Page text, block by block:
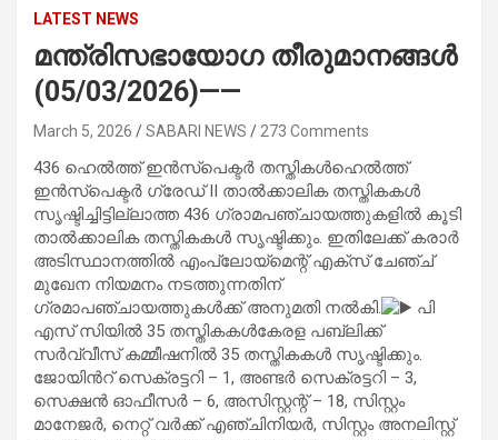
LATEST NEWS
മന്ത്രിസഭായോഗ തീരുമാനങ്ങൾ
(05/03/2026)——
March 5, 2026 SABARI NEWS 273 Comments
436 ഹെൽത്ത് ഇൻസ്പെക്ടര്‍ തസ്തികള്‍ഹെൽത്ത്
ഇൻസ്പെക്ടര്‍ ഗ്രേഡ് II താൽക്കാലിക തസ്തികകൾ
സൃഷ്ടിച്ചിട്ടില്ലാത്ത 436 ഗ്രാമപഞ്ചായത്തുകളിൽ കൂടി
താൽക്കാലിക തസ്തികകൾ സൃഷ്ടിക്കും. ഇതിലേക്ക് കരാർ
അടിസ്ഥാനത്തിൽ എംപ്ലോയ്മെന്റ് എക്സ് ചേഞ്ച്
മുഖേന നിയമനം നടത്തുന്നതിന്
ഗ്രമാപഞ്ചായത്തുകള്‍ക്ക് അനുമതി നല്‍കി.
പി
എസ് സിയില്‍ 35 തസ്തികകള്‍കേരള പബ്ലിക്ക്
സര്‍വ്വീസ് കമ്മീഷനില്‍ 35 തസ്തികകള്‍ സൃഷ്ടിക്കും.
ജോയിന്‍റ് സെക്രട്ടറി – 1, അണ്ടര്‍ സെക്രട്ടറി – 3,
സെക്ഷന്‍ ഓഫീസര്‍ – 6, അസിസ്റ്റന്റ് – 18, സിസ്റ്റം
മാനേജര്‍, നെറ്റ് വര്‍ക്ക് എഞ്ചിനിയര്‍, സിസ്റ്റം അനലിസ്റ്റ്